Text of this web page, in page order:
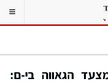
הגאווה בי-ם: